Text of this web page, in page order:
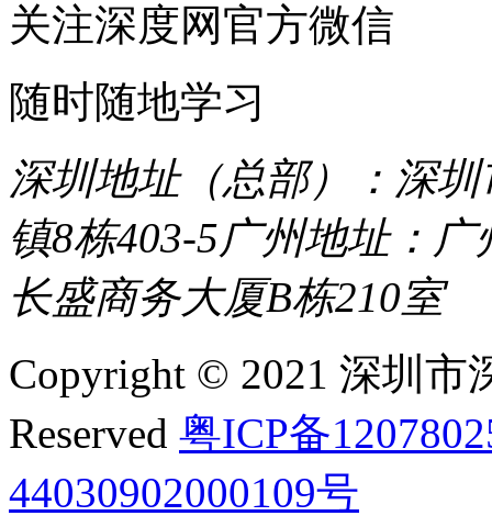
关注深度网官方微信
随时随地学习
深圳地址（总部）：深
镇8栋403-5广州地址：
长盛商务大厦B栋210室
Copyright © 2021 深圳市
Reserved 粤ICP备
44030902000109号